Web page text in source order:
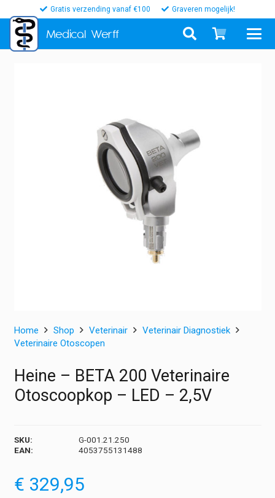
Gratis verzending vanaf €100 Graveren mogelijk!
Medical Werff
Home Shop Veterinair
Veterinair Diagnostiek
Veterinaire Otoscopen
Heine – BETA 200 Veterinaire
Otoscoopkop – LED – 2,5V
SKU:
G-001.21.250
EAN:
4053755131488
€ 329,95